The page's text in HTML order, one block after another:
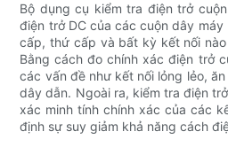
Bộ dụng cụ kiểm tra điện trở
điện trở DC của các cuộn dây
cấp, thứ cấp và bất kỳ kết nối
Bằng cách đo chính xác điện trở
các vấn đề như kết nối lỏng lẻo,
dây dẫn. Ngoài ra, kiểm tra điện
xác minh tính chính xác của các
định sự suy giảm khả năng cách